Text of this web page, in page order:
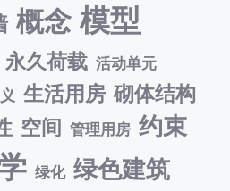
概念 模型
永久荷载 活动单元
生活用房 砌体结构
空间 管理用房 约束
绿化 绿色建筑